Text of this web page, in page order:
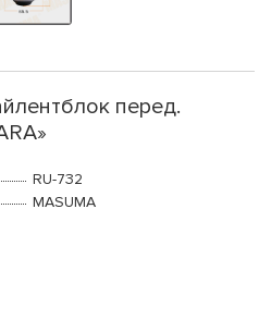
перед.
RU-732
MASUMA